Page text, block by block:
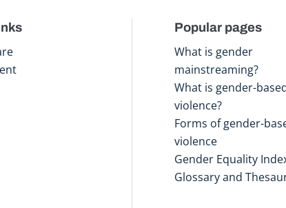
Popular pages
What is gender
mainstreaming?
What is gender-
violence?
Forms of gender-
violence
Gender Equality
Glossary and